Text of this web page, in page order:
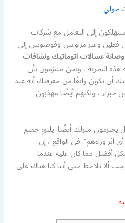
حولي
إلى التعامل مع شركات
فظين وغير مراوغين وفوضويين إلى
عسالات اتوماتيك ونشافات
التجربة ، ونحن ملتزمون بأن
أن تكون واثقًا من معرفتك أنه عند
، ولكنهم أيضًا مهذبون
منزلك أيضًا. يلتزم جميع
أي أثر وراءهم”. في الواقع ، إن
أفضل مما كان عليه عندما
ألا تلاحظ حتى أننا كنا هناك على